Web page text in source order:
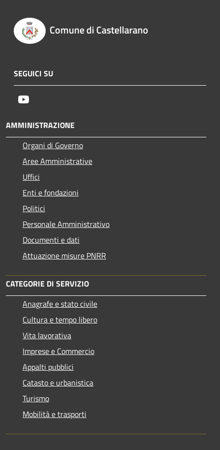
Comune di Castellarano
SEGUICI SU
AMMINISTRAZIONE
Organi di Governo
Aree Amministrative
Uffici
Enti e fondazioni
Politici
Personale Amministrativo
Documenti e dati
Attuazione misure PNRR
CATEGORIE DI SERVIZIO
Anagrafe e stato civile
Cultura e tempo libero
Vita lavorativa
Imprese e Commercio
Appalti pubblici
Catasto e urbanistica
Turismo
Mobilità e trasporti